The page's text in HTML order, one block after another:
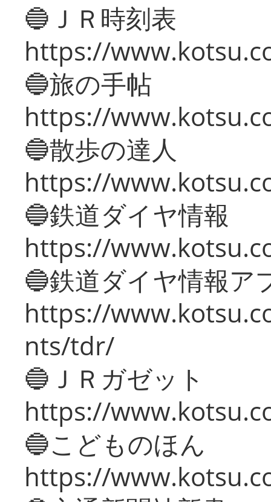
🔵ＪＲ時刻表
https://
🔵旅の手帖
https://
🔵散歩の達人
https://
🔵鉄道ダイヤ情報
https://
🔵鉄道ダイヤ情報ア
https://
nts/tdr/
🔵ＪＲガゼット
https://
🔵こどものほん
https://